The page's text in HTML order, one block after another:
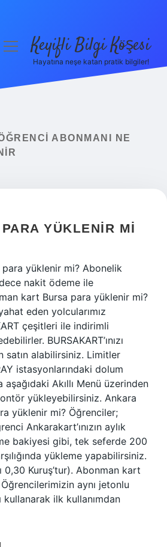
menüyüKeyifli Bilgi Köşesi
Hayatına neşe katan pratik bilgiler!
ABONMANI NE
YÜKLENIR MI
yüklenir mi? Abonelik
nakit ödeme ile
kart Bursa para yüklenir mi?
eden yolcularımız
çeşitleri ile indirimli
BURSAKART’ınızı
satın alabilirsiniz. Limitler
istasyonlarındaki dolum
aşağıdaki Akıllı Menü üzerinden
yükleyebilirsiniz. Ankara
yüklenir mi? Öğrenciler;
Ankarakart’ınızın aylık
bakiyesi gibi, tek seferde 200
yükleme yapabilirsiniz.
0,30 Kuruş’tur). Abonman kart
Öğrencilerimizin aynı jetonlu
kullanarak ilk kullanımdan